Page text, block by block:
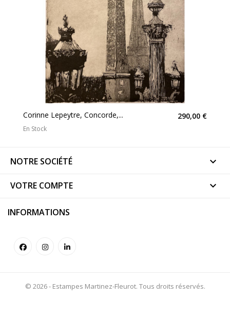
Corinne Lepeytre, Concorde,... 290,00 €
En Stock
NOTRE SOCIÉTÉ 
VOTRE COMPTE 
INFORMATIONS
© 2026 - Estampes Martinez-Fleurot. Tous droits réservés.